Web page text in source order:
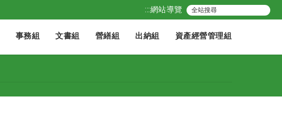
:::網站導覽
事務組 文書組 營繕組 出納組 資產經營管理組